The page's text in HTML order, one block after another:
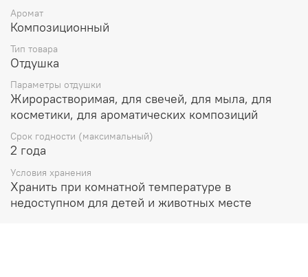
Ароматичекие саше и благовония до 50%
Масла для ванны, мыло, гели до 5%
Очищающие продукты до 5%
Подходит для использования в мыле с нуля
Аромат
Композиционный
Тип товара
Отдушка
Параметры отдушки
Жирорастворимая, для свечей, для мыла, для
косметики, для ароматических композиций
Срок годности (максимальный)
2 года
Условия хранения
Хранить при комнатной температуре в
недоступном для детей и животных месте